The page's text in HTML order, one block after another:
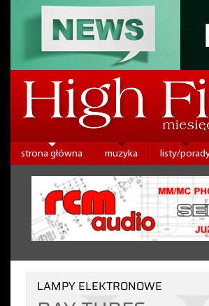
strona główna muzyka listy/
LAMPY ELEKTRONOWE